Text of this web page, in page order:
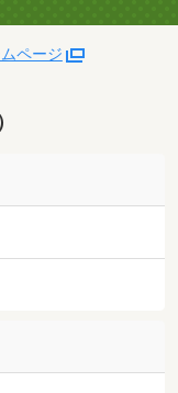
ページ